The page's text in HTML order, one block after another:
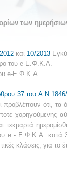
των
και 10/2013
του e-Ε.Φ.Κ.Α.
e-Ε.Φ.Κ.Α.
37 του
ότι, τα
χορηγούμενης
τεκμαρτά
e - Ε.Φ.Κ.Α. κατά
κλάσεις, για